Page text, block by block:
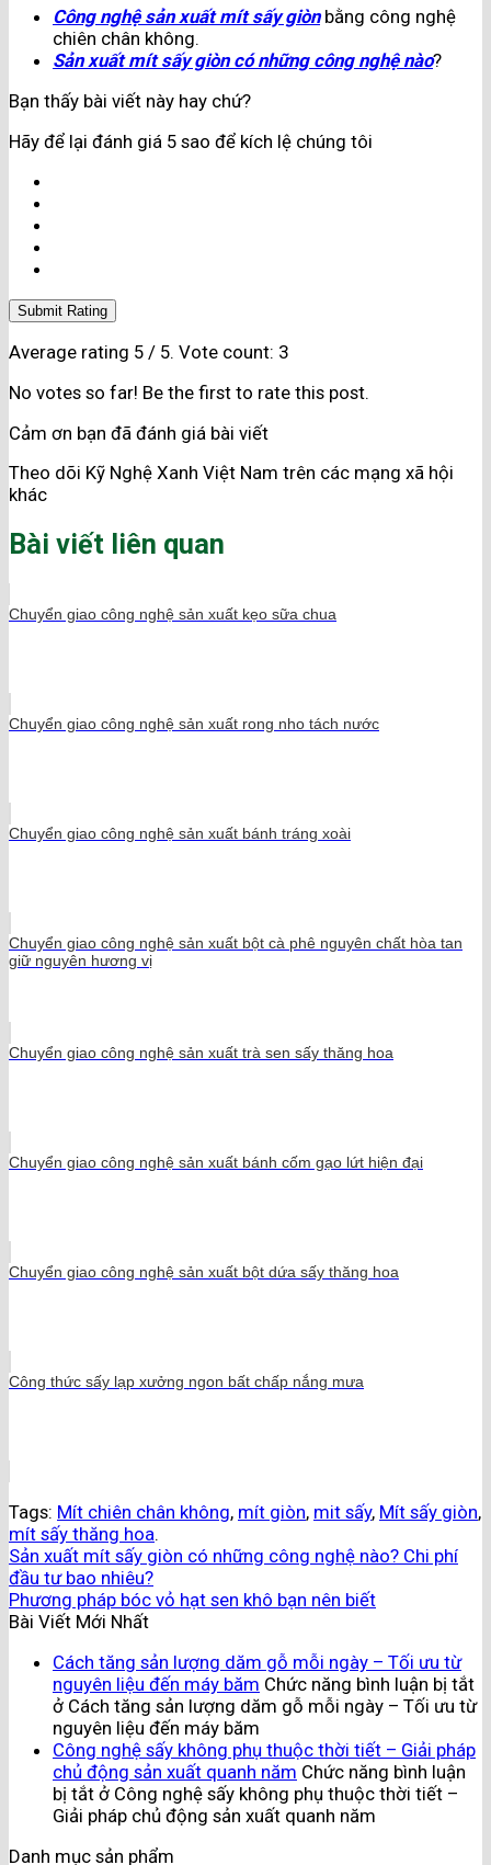
Công nghệ sản xuất mít sấy giònbằng công nghệ
chiên chân không.
Sản xuất mít sấy giòn có những công nghệ nào?
Bạn thấy bài viết này hay chứ?
Hãy để lại đánh giá 5 sao để kích lệ chúng tôi
Submit Rating
Average rating 5 / 5. Vote count: 3
No votes so far! Be the first to rate this post.
Cảm ơn bạn đã đánh giá bài viết
Theo dõi Kỹ Nghệ Xanh Việt Nam trên các mạng xã hội
khác
Bài viết liên quan
Chuyển giao công nghệ sản xuất kẹo sữa chua
Chuyển giao công nghệ sản xuất rong nho tách nước
Chuyển giao công nghệ sản xuất bánh tráng xoài
Chuyển giao công nghệ sản xuất bột cà phê nguyên chất hòa tan
giữ nguyên hương vị
Chuyển giao công nghệ sản xuất trà sen sấy thăng hoa
Chuyển giao công nghệ sản xuất bánh cốm gạo lứt hiện đại
Chuyển giao công nghệ sản xuất bột dứa sấy thăng hoa
Công thức sấy lạp xưởng ngon bất chấp nắng mưa
Tags: Mít chiên chân không, mít giòn, mit sấy, Mít sấy giòn,
mít sấy thăng hoa.
Sản xuất mít sấy giòn có những công nghệ nào? Chi phí
đầu tư bao nhiêu?
Phương pháp bóc vỏ hạt sen khô bạn nên biết
Bài Viết Mới Nhất
Cách tăng sản lượng dăm gỗ mỗi ngày – Tối ưu từ
nguyên liệu đến máy băm Chức năng bình luận bị tắt
ở Cách tăng sản lượng dăm gỗ mỗi ngày – Tối ưu từ
nguyên liệu đến máy băm
Công nghệ sấy không phụ thuộc thời tiết – Giải pháp
chủ động sản xuất quanh năm Chức năng bình luận
bị tắt ở Công nghệ sấy không phụ thuộc thời tiết –
Giải pháp chủ động sản xuất quanh năm
Danh mục sản phẩm